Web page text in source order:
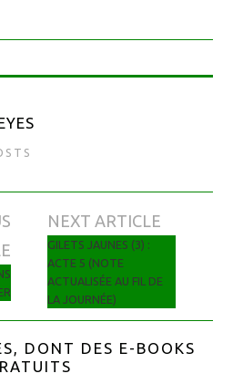
articles
NEXT ARTICLE
GILETS JAUNES (3) :
ACTE 5 (NOTE
ACTUALISÉE AU FIL DE
LA JOURNÉE)
DONT DES E-BOOKS